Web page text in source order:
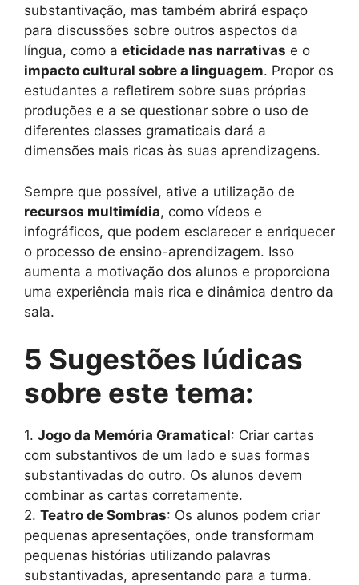
substantivação, mas também abrirá espaço
para discussões sobre outros aspectos da
língua, como a eticidade nas narrativas e o
impacto cultural sobre a linguagem. Propor os
estudantes a refletirem sobre suas próprias
produções e a se questionar sobre o uso de
diferentes classes gramaticais dará a
dimensões mais ricas às suas aprendizagens.
Sempre que possível, ative a utilização de
recursos multimídia, como vídeos e
infográficos, que podem esclarecer e enriquecer
o processo de ensino-aprendizagem. Isso
aumenta a motivação dos alunos e proporciona
uma experiência mais rica e dinâmica dentro da
sala.
5 Sugestões lúdicas
sobre este tema:
1. Jogo da Memória Gramatical: Criar cartas
com substantivos de um lado e suas formas
substantivadas do outro. Os alunos devem
combinar as cartas corretamente.
2. Teatro de Sombras: Os alunos podem criar
pequenas apresentações, onde transformam
pequenas histórias utilizando palavras
substantivadas, apresentando para a turma.